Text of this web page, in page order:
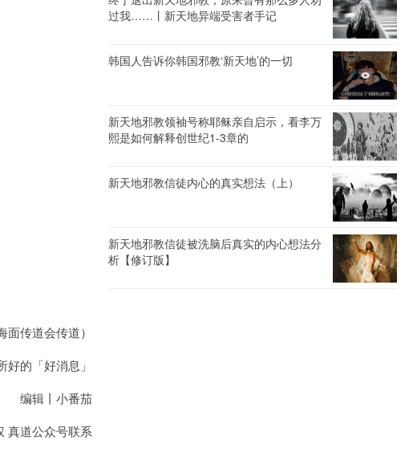
传道会传道）
的「好消息」
编辑丨小番茄
真道公众号联系
过我……丨新天地异端受害者手记
韩国人告诉你韩国邪教‘新天地’的一切
新天地邪教领袖号称耶稣亲自启示，看李万
熙是如何解释创世纪1-3章的
新天地邪教信徒内心的真实想法（上）
新天地邪教信徒被洗脑后真实的内心想法分
析【修订版】